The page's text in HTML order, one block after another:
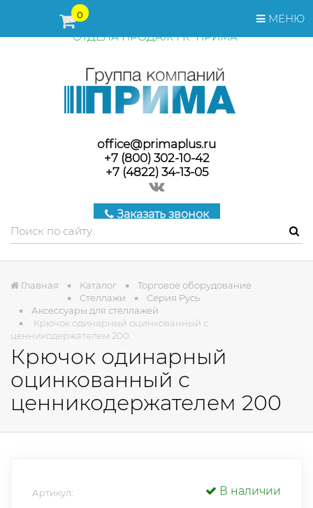
МЕНЮ
0
ПЕРЕД ОФОРМЛЕНИЕМ ЗАКАЗА, СТОИМОСТЬ И СРОКИ
ПОСТАВКИ ТОВАРА УТОЧНЯЙТЕ У МЕНЕДЖЕРОВ
ОТДЕЛА ПРОДАЖ ГК "ПРИМА"
office@primaplus.ru
+7 (800) 302-10-42
+7 (4822) 34-13-05
Заказать звонок
Главная Каталог
Торговое оборудование
Стеллажи
Серия Русь
Аксессуары для стеллажей
Крючок одинарный оцинкованный с
ценникодержателем 200
Крючок одинарный
оцинкованный с
ценникодержателем 200
Артикул: В наличии